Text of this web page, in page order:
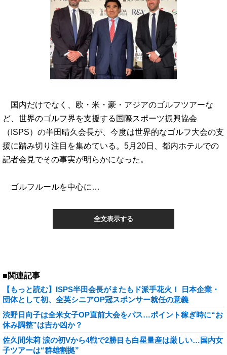
国内だけでなく、欧・米・豪・アジアのゴルフツアーな
ど、世界のゴルフ界を支援する国際スポーツ振興協会
（ISPS）の半田晴久会長が、今度は世界的なゴルフ大会の支
援に踏み切り注目を集めている。5月20日、都内ホテルでの
記者会見でその事実が明らかになった。
ゴルフルールを中心に…
全文表示する
■関連記事
【もっと読む】ISPS半田会長がまたもド派手花火！ 日本企業・
団体として初、全英シニアOP冠スポンサー就任の意義
渋野日向子は全米女子OP直前大会をパス…ポイント稼ぎ時に“お
休み調整”は吉か凶か？
佐久間朱莉 涙の初Vから4戦で2勝目も白星量産は厳しい…国内女
子ツアーは“群雄割拠”